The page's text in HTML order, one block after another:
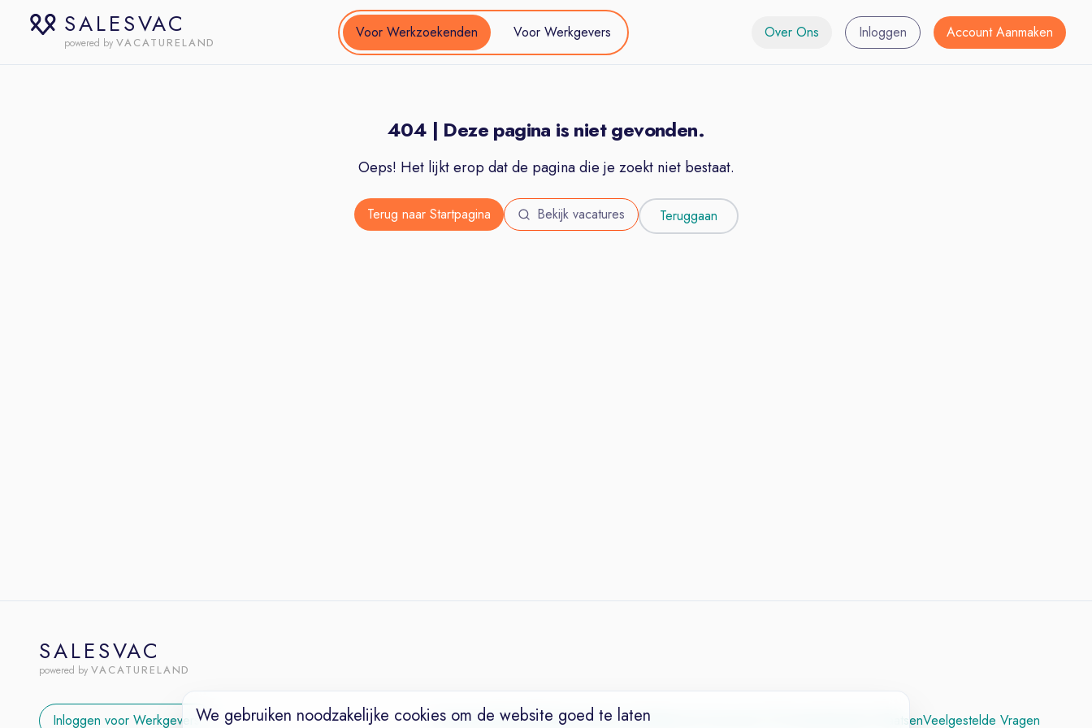
SALESVAC
powered by VACATURELAND
Voor Werkzoekenden Voor Werkgevers Over Ons Inloggen Account Aanmaken
404 | Deze pagina is niet gevonden.
Oeps! Het lijkt erop dat de pagina die je zoekt niet bestaat.
Terug naar Startpagina Bekijk vacatures Teruggaan
SALESVAC
powered by VACATURELAND
Inloggen voor Werkgevers VacaturesNichesWerkgeversOver OnsMaak een Succesvol CV Vacature PlaatsenVeelgestelde Vragen
We gebruiken noodzakelijke cookies om de website goed te laten